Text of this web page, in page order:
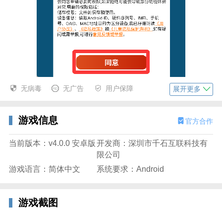
2、输入手机号码获取验证码并输入然后登录。
无病毒 无广告 用户保障 展开更多
游戏信息 官方合作
当前版本：v4.0.0 安卓版 开发商：深圳市千石互联科技有
限公司
游戏语言：简体中文
系统要求：Android
游戏截图